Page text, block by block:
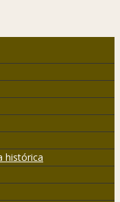
histórica